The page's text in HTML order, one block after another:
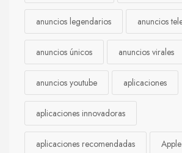
anuncios legendarios anuncios
anuncios únicos anuncios virales
anuncios youtube aplicaciones
aplicaciones innovadoras
aplicaciones recomendadas Apple